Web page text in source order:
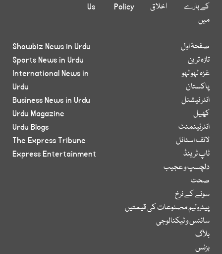
کے بارے
میں
اخلاق
Policy
Us
صفحۂ اول
تازہ ترین
غزہ لہو لہو
پاکستان
انٹر نیشنل
کھیل
انٹرٹینمنٹ
لائف اسٹائل
ٹاپ ٹرینڈ
دلچسپ و عجیب
صحت
سونے کے نرخ
پیٹرولیم مصنوعات کی قیمتیں
سائنس و ٹیکنالوجی
بلاگ
بزنس
Showbiz News in Urdu
Sports News in Urdu
International News in
Urdu
Business News in Urdu
Urdu Magazine
Urdu Blogs
The Express Tribune
Express Entertainment